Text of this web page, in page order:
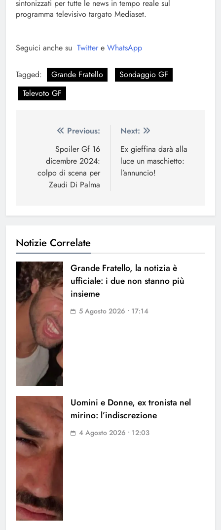
sintonizzati per tutte le news in tempo reale sul
programma televisivo targato Mediaset.
Seguici anche su Twitter e WhatsApp
Tagged: Grande Fratello
Sondaggio GF
Televoto GF
Navigazione
articoli
Previous:
Spoiler Gf 16
dicembre 2024:
colpo di scena per
Zeudi Di Palma
Next:
Ex gieffina darà alla
luce un maschietto:
l’annuncio!
Notizie Correlate
Grande Fratello, la notizia è
ufficiale: i due non stanno più
insieme
5 Agosto 2026 • 17:14
Uomini e Donne, ex tronista nel
mirino: l’indiscrezione
4 Agosto 2026 • 12:03